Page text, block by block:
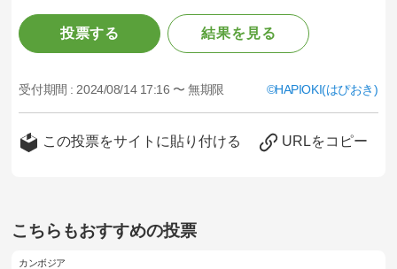
投票する 結果を見る
受付期間 : 2024/08/14 17:16 〜 無期限 HAPIOKI(はぴおき)
この投票をサイトに貼り付ける URLをコピー
こちらもおすすめの投票
カンボジア